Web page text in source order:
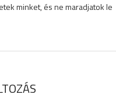
minket, és ne maradjatok le